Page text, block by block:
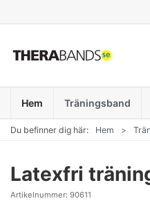
Hem Träningsband
Du befinner dig här: Hem
Latexfri
Artikelnummer: 90611